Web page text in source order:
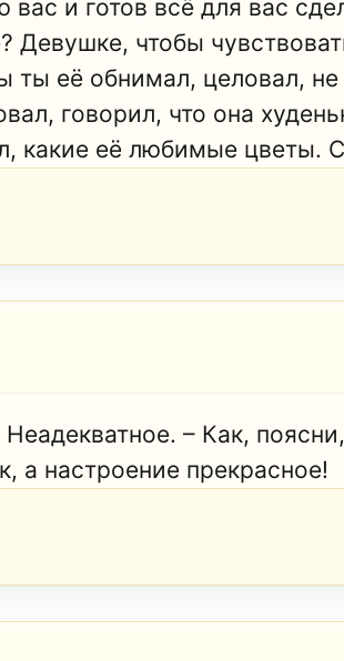
и готов всё для вас
Девушке, чтобы
ты её обнимал, целовал,
говорил, что она
какие её любимые цветы.
– Как,
а настроение прекрасное!